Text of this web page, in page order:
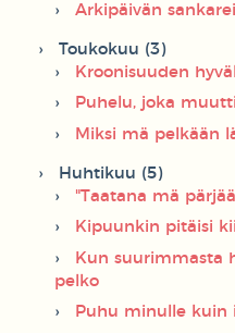
Arkipäivän
Toukokuu (3)
Kroonisuuden
Puhelu, joka
Miksi mä pelkään
Huhtikuu (5)
"Taatana mä
Kipuunkin pitäisi
Kun suurimmasta
pelko
Puhu minulle kuin